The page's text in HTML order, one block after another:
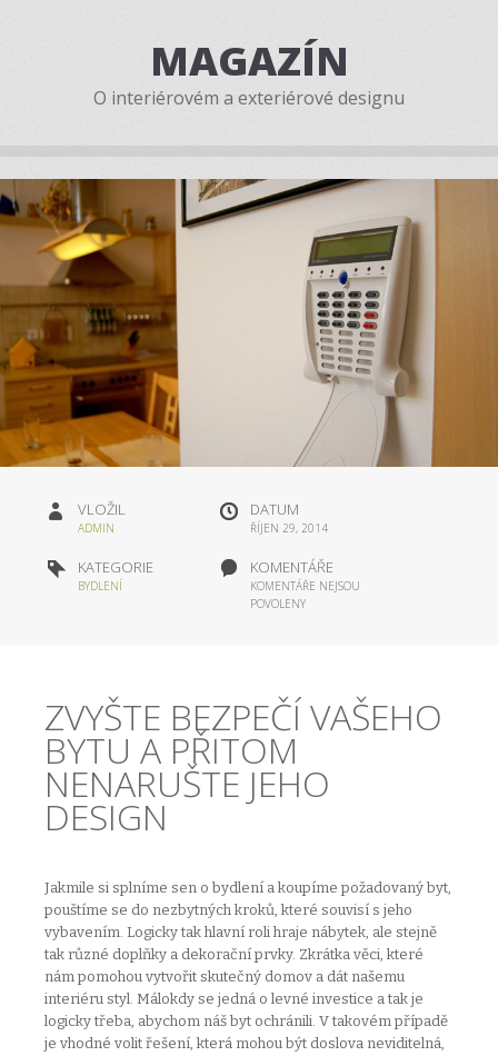
MAGAZÍN
O interiérovém a exteriérové designu
VLOŽIL
ADMIN
DATUM
ŘÍJEN 29, 2014
KATEGORIE
BYDLENÍ
KOMENTÁŘE
KOMENTÁŘE NEJSOU
POVOLENY
ZVYŠTE BEZPEČÍ VAŠEHO
BYTU A PŘITOM
NENARUŠTE JEHO
DESIGN
Jakmile si splníme sen o bydlení a koupíme požadovaný byt,
pouštíme se do nezbytných kroků, které souvisí s jeho
vybavením. Logicky tak hlavní roli hraje nábytek, ale stejně
tak různé doplňky a dekorační prvky. Zkrátka věci, které
nám pomohou vytvořit skutečný domov a dát našemu
interiéru styl. Málokdy se jedná o levné investice a tak je
logicky třeba, abychom náš byt ochránili. V takovém případě
je vhodné volit řešení, která mohou být doslova neviditelná,